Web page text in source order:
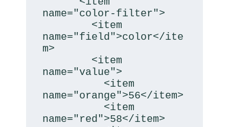
name="color-filter">
name="field">color</ite
m>
name="value">
name="orange">56</item>
name="red">58</item>